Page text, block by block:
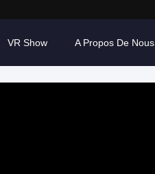
VR Show A Propos De Nous